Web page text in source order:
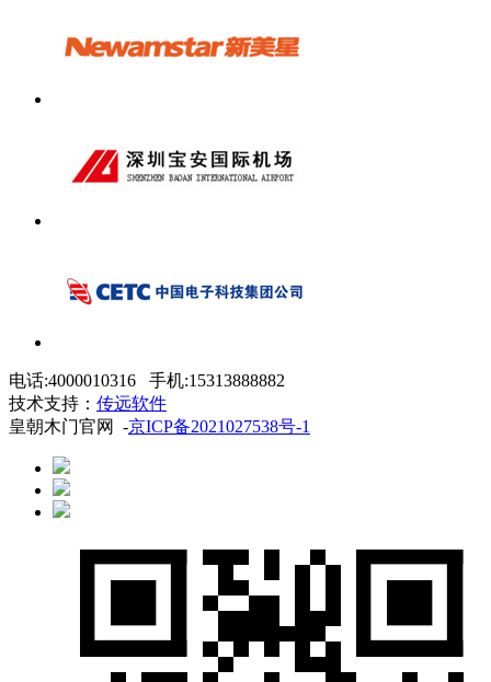
电话:4000010316 手机:15313888882
技术支持： 传远软件
皇朝木门官网 -京ICP备2021027538号-1